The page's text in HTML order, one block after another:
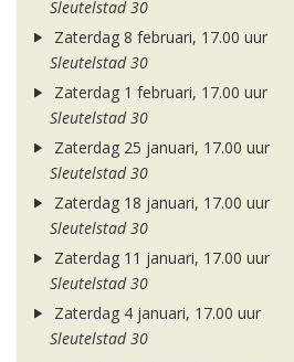
Sleutelstad 30
Zaterdag 8 februari, 17.00 uur
Sleutelstad 30
Zaterdag 1 februari, 17.00 uur
Sleutelstad 30
Zaterdag 25 januari, 17.00 uur
Sleutelstad 30
Zaterdag 18 januari, 17.00 uur
Sleutelstad 30
Zaterdag 11 januari, 17.00 uur
Sleutelstad 30
Zaterdag 4 januari, 17.00 uur
Sleutelstad 30